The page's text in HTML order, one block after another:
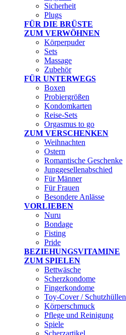
Sicherheit
Plugs
FÜR DIE BRÜSTE
ZUM VERWÖHNEN
Körperpuder
Sets
Massage
Zubehör
FÜR UNTERWEGS
Boxen
Probiergrößen
Kondomkarten
Reise-Sets
Orgasmus to go
ZUM VERSCHENKEN
Weihnachten
Ostern
Romantische Geschenke
Junggesellenabschied
Für Männer
Für Frauen
Besondere Anlässe
VORLIEBEN
Nuru
Bondage
Fisting
Pride
BEZIEHUNGSVITAMINE
ZUM SPIELEN
Bettwäsche
Scherzkondome
Fingerkondome
Toy-Cover / Schutzhüllen
Körperschmuck
Pflege und Reinigung
Spiele
Scherzartikel